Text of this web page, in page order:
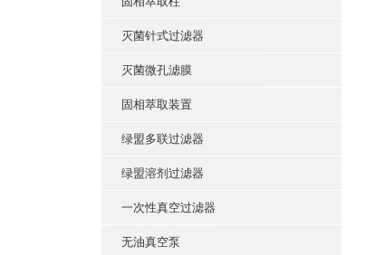
灭菌针式过滤器
灭菌微孔滤膜
固相萃取装置
绿盟多联过滤器
绿盟溶剂过滤器
一次性真空过滤器
无油真空泵